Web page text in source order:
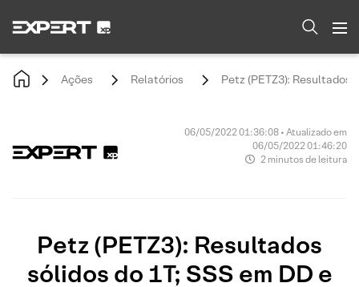
Ações Relatórios Petz (PETZ3): Resultados
06/05/2022 01:36:08 • Atualizado em
06/05/2022 01:46:20
2 minutos de leitura
Petz (PETZ3): Resultados
sólidos do 1T; SSS em DD e